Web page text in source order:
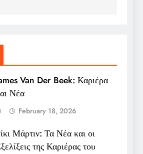
Van Der Beek: Καριέρα
Νέα
February 18, 2026
Μάρτιν: Τα Νέα και οι
της Καριέρας του